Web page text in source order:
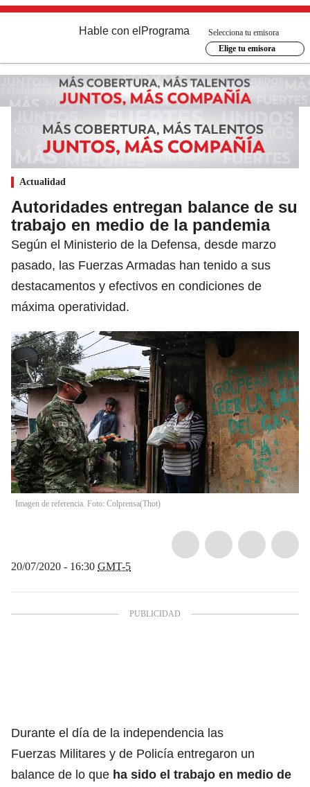
Hable con el Programa
Selecciona tu emisora
Elige tu emisora
Actualidad
Autoridades entregan balance de su
trabajo en medio de la pandemia
Según el Ministerio de la Defensa, desde marzo
pasado, las Fuerzas Armadas han tenido a sus
destacamentos y efectivos en condiciones de
máxima operatividad.
Imagen de referencia. Foto: Colprensa(Thot)
20/07/2020 - 16:30 GMT-5
Durante el día de la independencia las
Fuerzas Militares y de Policía entregaron un
balance de lo que ha sido el trabajo en medio de